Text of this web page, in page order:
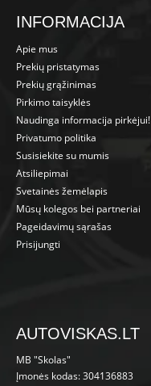
INFORMACIJA
Apie mus
Prekių pristatymas
Prekių grąžinimas
Pirkimo taisyklės
Naudinga informacija pirkėjui!
Privatumo politika
Susisiekite su mumis
Atsiliepimai
Svetainės žemėlapis
Mūsų kolegos bei partneriai
Pageidavimų sąrašas
Prisijungti
AUTOVISKAS.LT
MB "Skolas"
Įmonės kodas: 304136883